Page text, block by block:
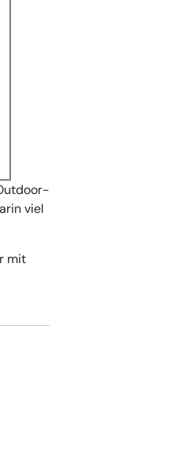
viel
mit